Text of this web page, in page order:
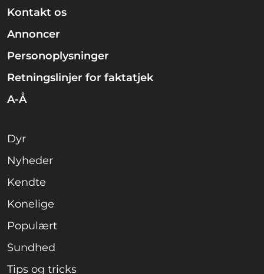
Kontakt os
Annoncer
Personoplysninger
Retningslinjer for faktatjek
A-Å
Dyr
Nyheder
Kendte
Konelige
Populært
Sundhed
Tips og tricks